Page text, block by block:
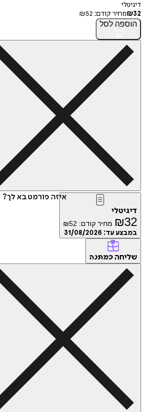
דיגיטלי
₪32 מחיר קודם: ₪52
הוספה לסל
איזה פורמט בא לך?
דיגיטלי
₪32 מחיר קודם: ₪52
במבצע עד: 31/08/2026
שליחה כמתנה